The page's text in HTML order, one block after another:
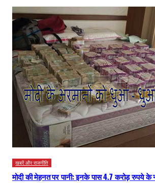
खबरें और राजनीति
मोदी की मेहनत पर पानी: इनके पास 4.7 करोड़ रुपये